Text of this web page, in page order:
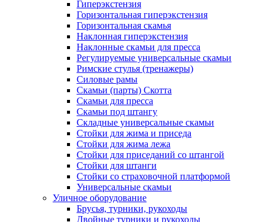
Гиперэкстензия
Горизонтальная гиперэкстензия
Горизонтальная скамья
Наклонная гиперэкстензия
Наклонные скамьи для пресса
Регулируемые универсальные скамьи
Римские стулья (тренажеры)
Силовые рамы
Скамьи (парты) Скотта
Скамьи для пресса
Скамьи под штангу
Складные универсальные скамьи
Стойки для жима и приседа
Стойки для жима лежа
Стойки для приседаний со штангой
Стойки для штанги
Стойки со страховочной платформой
Универсальные скамьи
Уличное оборудование
Брусья, турники, рукоходы
Двойные турники и рукоходы